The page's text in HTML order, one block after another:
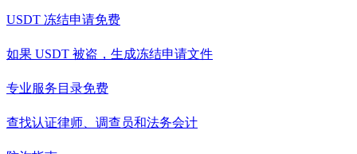
USDT 冻结申请免费
如果 USDT 被盗，生成冻结申请文件
专业服务目录免费
查找认证律师、调查员和法务会计